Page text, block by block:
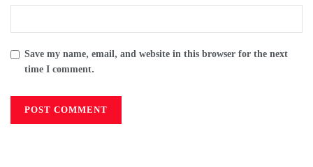
Save my name, email, and website in this browser for the next
time I comment.